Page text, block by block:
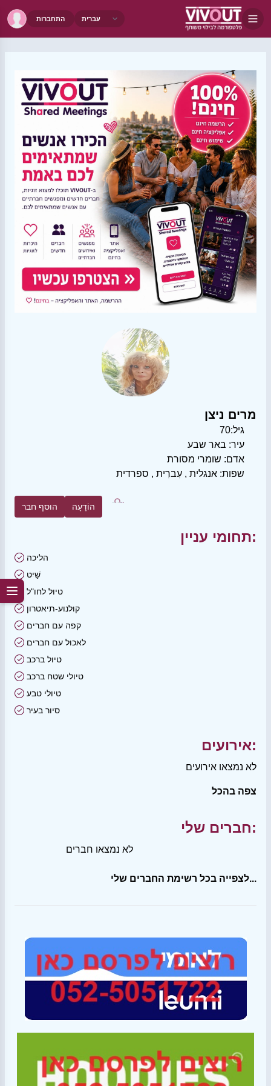
התחברות
מרים ניצן
גיל:70
עיר: באר שבע
אדם: שומרי מסורת
שפות: אנגלית , עִברִית , ספרדית
הוסף חבר הוֹדָעָה
תחומי עניין:
הליכה
שַׁיִט
טיול לחו"ל
קולנוע-תיאטרון
קפה עם חברים
לאכול עם חברים
טיול ברכב
טיולי שטח ברכב
טיולי טבע
סיור בעיר
אירועים:
לא נמצאו אירועים
צפה בהכל
חברים שלי:
לא נמצאו חברים
לצפייה בכל רשימת החברים שלי...